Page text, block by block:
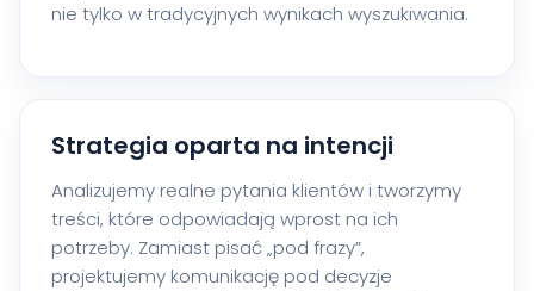
nie tylko w tradycyjnych wynikach wyszukiwania.
Strategia oparta na intencji
Analizujemy realne pytania klientów i tworzymy
treści, które odpowiadają wprost na ich
potrzeby. Zamiast pisać „pod frazy”,
projektujemy komunikację pod decyzje